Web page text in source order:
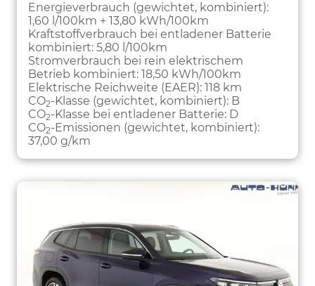
Energieverbrauch (gewichtet, kombiniert):
1,60 l/100km + 13,80 kWh/100km
Kraftstoffverbrauch bei entladener Batterie
kombiniert: 5,80 l/100km
Stromverbrauch bei rein elektrischem
Betrieb kombiniert: 18,50 kWh/100km
Elektrische Reichweite (EAER): 118 km
CO2-Klasse (gewichtet, kombiniert): B
CO2-Klasse bei entladener Batterie: D
CO2-Emissionen (gewichtet, kombiniert):
37,00 g/km